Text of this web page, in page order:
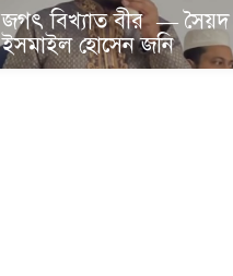
জগৎ বিখ্যাত বীর — সৈয়দ
ইসমাইল হোসেন জনি